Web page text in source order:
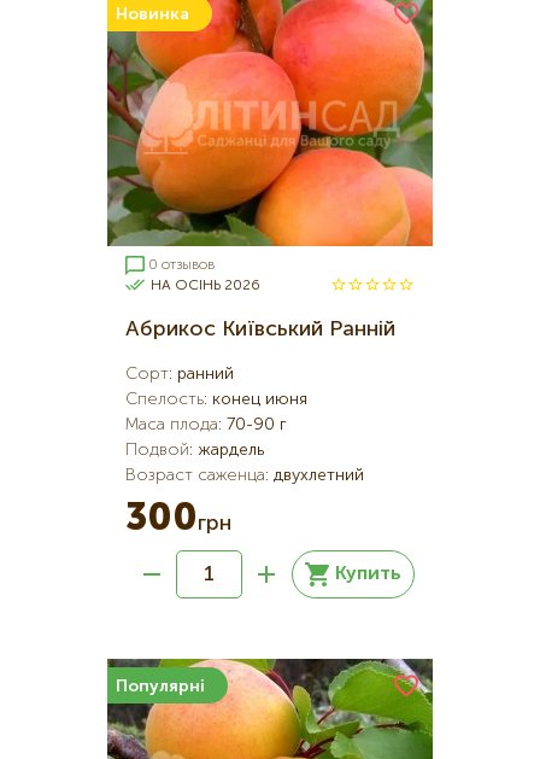
Новинка
0 отзывов
НА ОСІНЬ 2026
Абрикос Київський Ранній
Сорт: ранний
Спелость: конец июня
Маса плода: 70-90 г
Подвой: жардель
Возраст саженца: двухлетний
300грн
Купить
Популярні